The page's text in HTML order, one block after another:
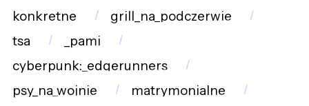
konkretne
grill_na_podczerwie
tsa
_pami
cyberpunk:_edgerunners
psy_na_wojnie
matrymonialne